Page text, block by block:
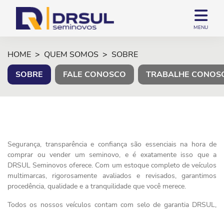
MENU
HOME QUEM SOMOS
SOBRE
SOBRE
FALE CONOSCO TRABALHE
Segurança, transparência e confiança são essenciais na hora de
comprar ou vender um seminovo, e é exatamente isso que a
DRSUL Seminovos oferece. Com um estoque completo de veículos
multimarcas, rigorosamente avaliados e revisados, garantimos
procedência, qualidade e a tranquilidade que você merece.
Todos os nossos veículos contam com selo de garantia DRSUL,